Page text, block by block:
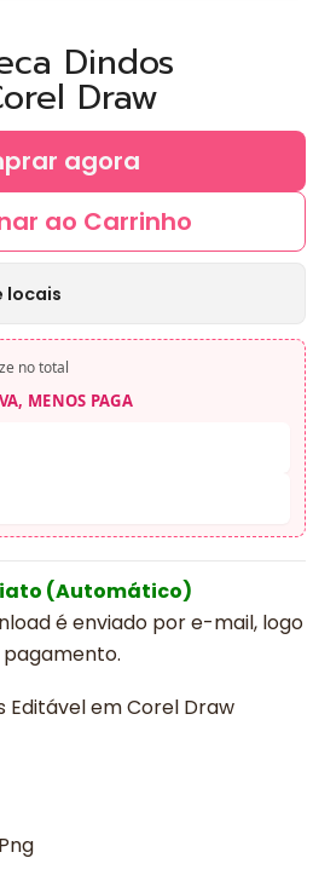
Dindos
Draw
ao Carrinho
agora
locais
no total
MENOS PAGA
(Automático)
é enviado por e-mail, logo
Editável em Corel Draw